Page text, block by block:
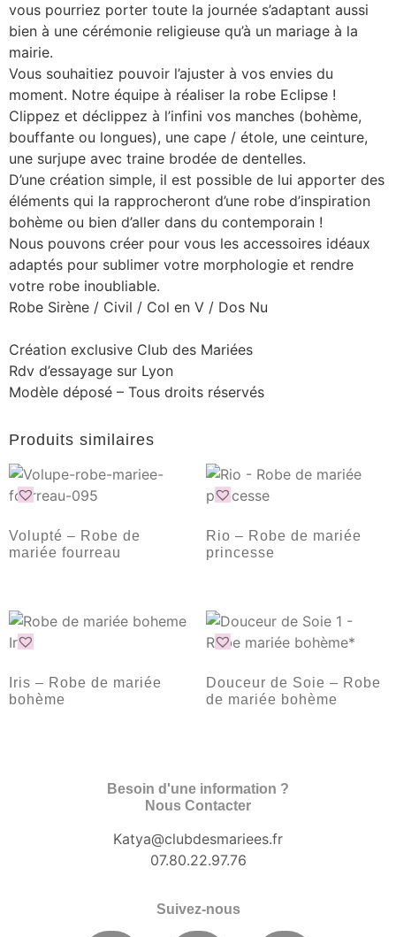
vous pourriez porter toute la journée s’adaptant aussi
bien à une cérémonie religieuse qu’à un mariage à la
mairie.
Vous souhaitiez pouvoir l’ajuster à vos envies du
moment. Notre équipe à réaliser la robe Eclipse !
Clippez et déclippez à l’infini vos manches (bohème,
bouffante ou longues), une cape / étole, une ceinture,
une surjupe avec traine brodée de dentelles.
D’une création simple, il est possible de lui apporter des
éléments qui la rapprocheront d’une robe d’inspiration
bohème ou bien d’aller dans du contemporain !
Nous pouvons créer pour vous les accessoires idéaux
adaptés pour sublimer votre morphologie et rendre
votre robe inoubliable.
Robe Sirène / Civil / Col en V / Dos Nu
Création exclusive Club des Mariées
Rdv d’essayage sur Lyon
Modèle déposé – Tous droits réservés
Produits similaires
Volupté – Robe de
mariée fourreau
Rio – Robe de mariée
princesse
Iris – Robe de mariée
bohème
Douceur de Soie – Robe
de mariée bohème
Besoin d'une information ?
Nous Contacter
Katya@clubdesmariees.fr
07.80.22.97.76
Suivez-nous